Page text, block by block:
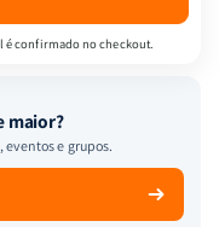
é confirmado no checkout.
maior?
e grupos.